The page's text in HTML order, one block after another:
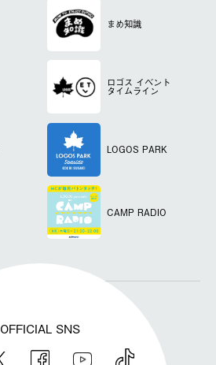
まめ知識
ロゴス イベント
タイムライン
LOGOS PARK
CAMP RADIO
OFFICIAL SNS